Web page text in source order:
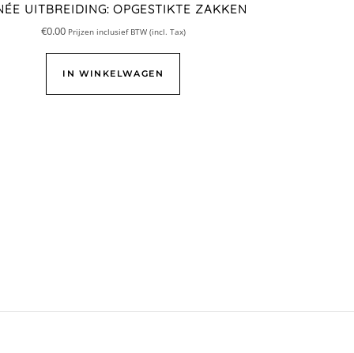
UITBREIDING: OPGESTIKTE ZAKKEN
€0.00 Prijzen inclusief BTW (incl. Tax)
IN WINKELWAGEN